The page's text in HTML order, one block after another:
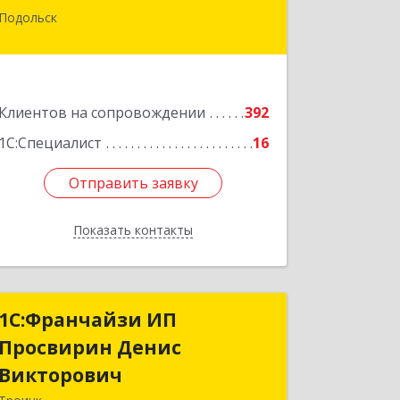
Подольск
Клиентов на сопровождении
392
1С:Специалист
16
Отправить заявку
Показать контакты
Подробнее
Отправить заявку
Назад
1C:Франчайзи ИП
Просвирин Денис
Викторович
1C:Франчайзи ИП
Просвирин Денис